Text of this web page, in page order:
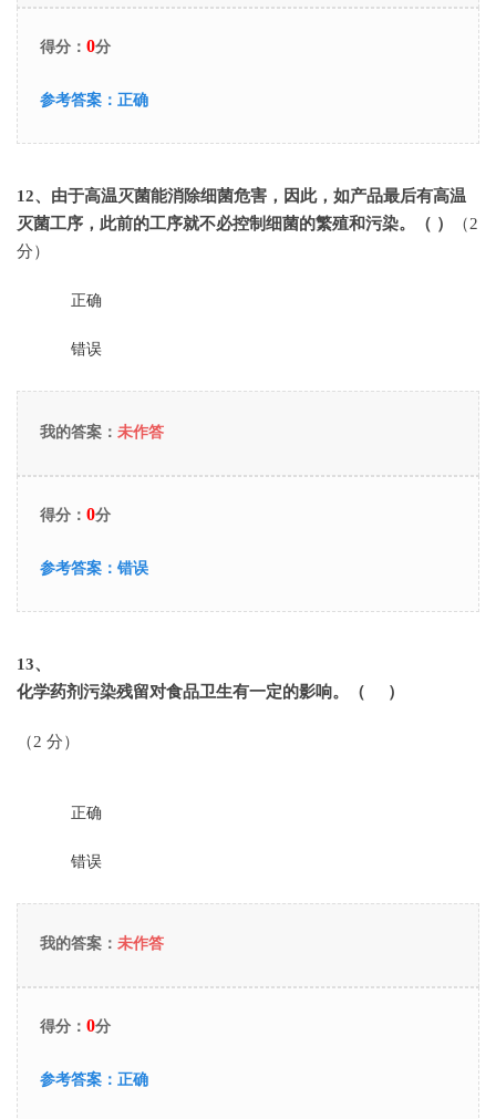
得分： 0分
参考答案： 正确
12、由于高温灭菌能消除细菌危害，因此，如产品最后有高温
灭菌工序，此前的工序就不必控制细菌的繁殖和污染。（ ）
（2
分）
正确
错误
我的答案： 未作答
得分： 0分
参考答案： 错误
13、
化学药剂污染残留对食品卫生有一定的影响。（ ）
（2 分）
正确
错误
我的答案： 未作答
得分： 0分
参考答案： 正确